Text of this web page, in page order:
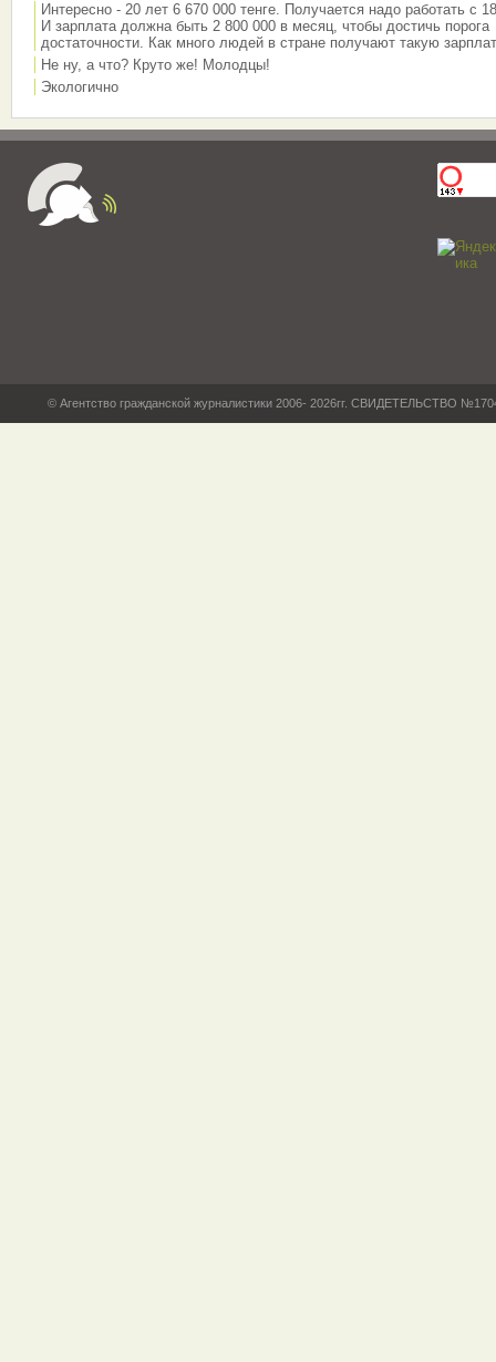
Интересно - 20 лет 6 670 000 тенге. Получается надо работать с
И зарплата должна быть 2 800 000 в месяц, чтобы достичь порога
достаточности. Как много людей в стране получают такую
Не ну, а что? Круто же! Молодцы!
Экологично
© Агентство гражданской журналистики 2006- 2026гг. СВИДЕТЕЛЬСТВО